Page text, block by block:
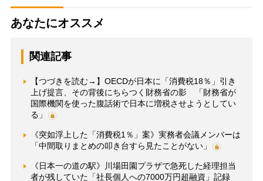
あなたにオススメ
関連記事
【つづきを読む→】OECDが日本に「消費税18％」引き
上げ提言、その背後にちらつく財務省の影 「財務省が
国際機関を使った腹話術で日本に増税させようとしてい
る」
《突如浮上した「消費税1％」案》実務者会議メンバーは
「中間取りまとめの叩き台すら見たことがない」
《日本一の道の駅》川場田園プラザで急死した経理担当
者が残していた「社長個人への7000万円超融資」記録